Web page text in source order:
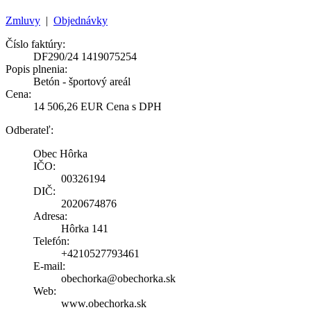
Zmluvy | Objednávky
Číslo faktúry:
DF290/24 1419075254
Popis plnenia:
Betón - športový areál
Cena:
14 506,26 EUR Cena s DPH
Odberateľ:
Obec Hôrka
IČO:
00326194
DIČ:
2020674876
Adresa:
Hôrka 141
Telefón:
+4210527793461
E-mail:
obechorka@obechorka.sk
Web:
www.obechorka.sk